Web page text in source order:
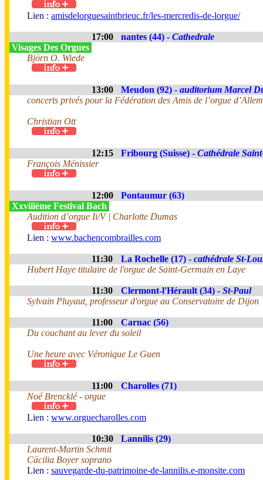
Lien : amisdelorguesaintbrieuc.fr/les-mercredis-de-lorgue/
17:00 nantes (44) - Cathedrale
Visages Des Orgues
Björn O. Wiede
13:00 Meudon (92) - auditorium Marcel
concerts privés pour la Fédération des Amis de l’orgue
Christian Ott
12:15 Fribourg (Suisse) - Cathédrale
François Ménissier
12:00
Pontaumur (63)
Xxviiième Festival Bach
Audition d’orgue Ii/V | Charlotte Dumas
Lien : www.bachencombrailles.com
11:30 La Rochelle (17) - cathédrale St-
Hubert Haye titulaire de l'orgue de Saint-Germain en Laye
11:30 Clermont-l'Hérault (34) - St-Paul
Sylvain Pluyaut, professeur d'orgue au Conservatoire de Dijon
11:00
Carnac (56)
Du couchant au lever du soleil
Une heure avec Véronique Le Guen
11:00
Charolles (71)
Noé Brencklé - orgue
Lien : www.orguecharolles.com
10:30
Lannilis (29)
Laurent-Martin Schmit
Cäcilia Boyer soprano
Lien : sauvegarde-du-patrimoine-de-lannilis.e-monsite.com